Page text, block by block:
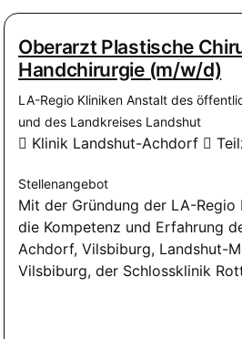
Oberarzt Plastische
Handchirurgie (m/w/d)
LA-Regio Kliniken Anstalt des
und des Landkreises Landshut
Klinik Landshut-Achdorf
Stellenangebot
Mit der Gründung der LA-Regio
die Kompetenz und Erfahrung
Achdorf, Vilsbiburg, Landshut-
Vilsbiburg, der Schlossklinik